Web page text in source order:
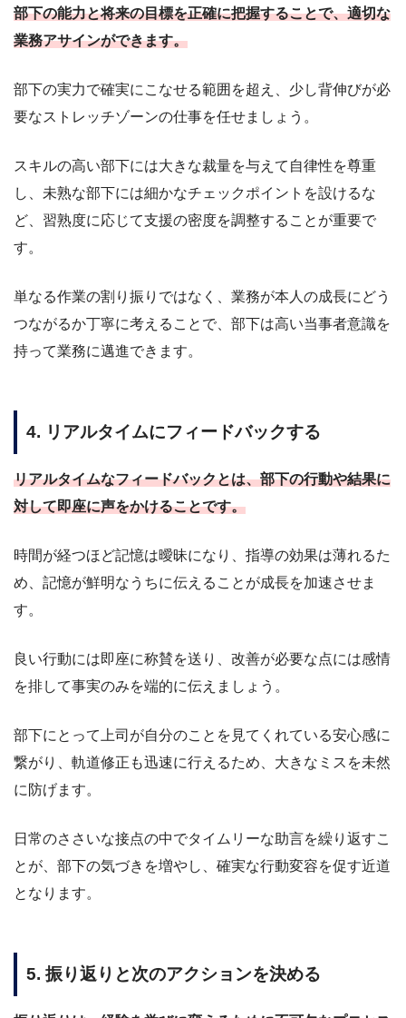
部下の能力と将来の目標を正確に把握することで、適切な
業務アサインができます。
部下の実力で確実にこなせる範囲を超え、少し背伸びが必
要なストレッチゾーンの仕事を任せましょう。
スキルの高い部下には大きな裁量を与えて自律性を尊重
し、未熟な部下には細かなチェックポイントを設けるな
ど、習熟度に応じて支援の密度を調整することが重要で
す。
単なる作業の割り振りではなく、業務が本人の成長にどう
つながるか丁寧に考えることで、部下は高い当事者意識を
持って業務に邁進できます。
4. リアルタイムにフィードバックする
リアルタイムなフィードバックとは、部下の行動や結果に
対して即座に声をかけることです。
時間が経つほど記憶は曖昧になり、指導の効果は薄れるた
め、記憶が鮮明なうちに伝えることが成長を加速させま
す。
良い行動には即座に称賛を送り、改善が必要な点には感情
を排して事実のみを端的に伝えましょう。
部下にとって上司が自分のことを見てくれている安心感に
繋がり、軌道修正も迅速に行えるため、大きなミスを未然
に防げます。
日常のささいな接点の中でタイムリーな助言を繰り返すこ
とが、部下の気づきを増やし、確実な行動変容を促す近道
となります。
5. 振り返りと次のアクションを決める